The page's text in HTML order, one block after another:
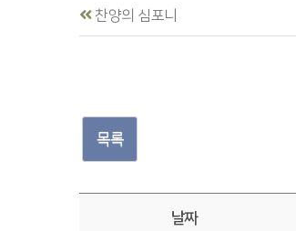
찬양의 심포니
목록
날짜